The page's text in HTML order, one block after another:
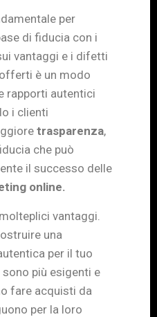
per
di fiducia con i
vantaggi e i difetti
è un modo
rapporti autentici
i clienti
trasparenza,
che può
il successo delle
online.
vantaggi.
una
per il tuo
più esigenti e
fare acquisti da
per la loro